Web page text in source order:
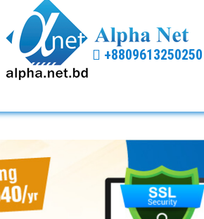
+8809613250250